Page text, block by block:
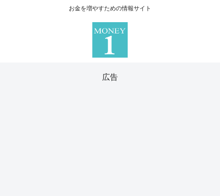
お金を増やすための情報サイト
広告